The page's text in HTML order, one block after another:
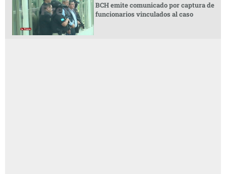
BCH emite comunicado por captura de
funcionarios vinculados al caso